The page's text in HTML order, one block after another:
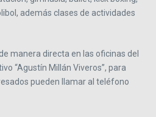
además clases de actividades
manera directa en las oficinas del
“Agustín Millán Viveros”, para
pueden llamar al teléfono